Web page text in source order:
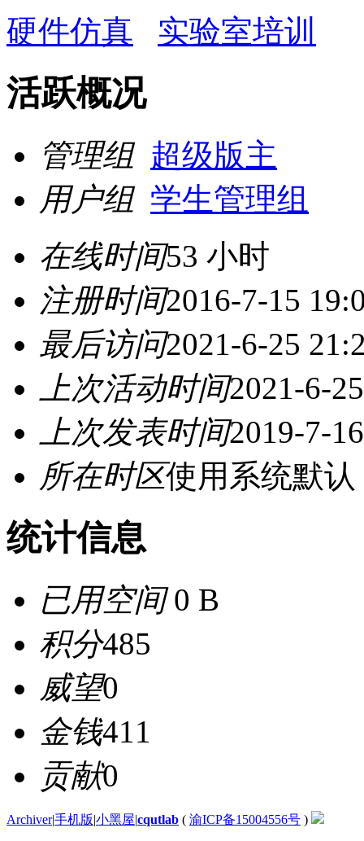
硬件仿真 实验室培训
活跃概况
管理组 超级版主
用户组 学生管理组
在线时间53 小时
注册时间2016-7-15
最后访问2021-6-25
上次活动时间2021-6-
上次发表时间2019-7-
所在时区使用系统默认
统计信息
已用空间0 B
积分485
威望0
金钱411
贡献0
Archiver|手机版|小黑屋|cqutlab ( 渝ICP备15004556号 )